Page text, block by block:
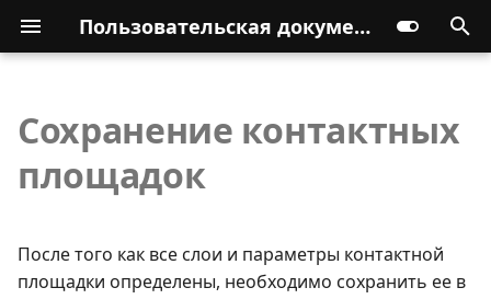
Пользовательская документация
Сохранение контактных
площадок
После того как все слои и параметры контактной
площадки определены, необходимо сохранить ее в